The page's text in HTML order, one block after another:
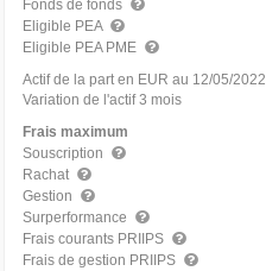
Fonds de fonds
Eligible PEA
Eligible PEA PME
Actif de la part en EUR au 12/05/2022
Variation de l'actif 3 mois
Frais maximum
Souscription
Rachat
Gestion
Surperformance
Frais courants PRIIPS
Frais de gestion PRIIPS